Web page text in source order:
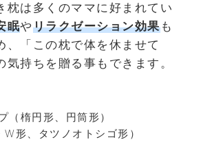
枕は多くのママに好まれてい
眠やリラクゼーション効果も
、「この枕で体を休ませて
気持ちを贈る事もできます。
（楕円形、円筒形）
形、タツノオトシゴ形）